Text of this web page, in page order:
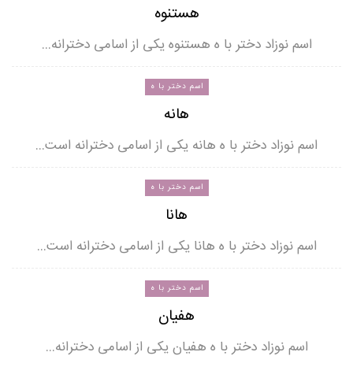
هستنوه
اسم نوزاد دختر با ه هستنوه یکی از اسامی دخترانه…
اسم دختر با ه
هانه
اسم نوزاد دختر با ه هانه یکی از اسامی دخترانه است…
اسم دختر با ه
هانا
اسم نوزاد دختر با ه هانا یکی از اسامی دخترانه است…
اسم دختر با ه
هفیان
اسم نوزاد دختر با ه هفیان یکی از اسامی دخترانه…